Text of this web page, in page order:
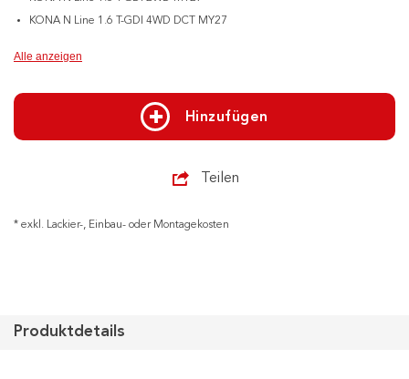
KONA N Line 1.6 T-GDI 4WD DCT MY27
Alle anzeigen
Hinzufügen
Teilen
* exkl. Lackier-, Einbau- oder Montagekosten
Produktdetails